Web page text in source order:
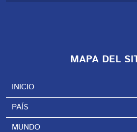
MAPA DEL
INICIO
PAÍS
MUNDO